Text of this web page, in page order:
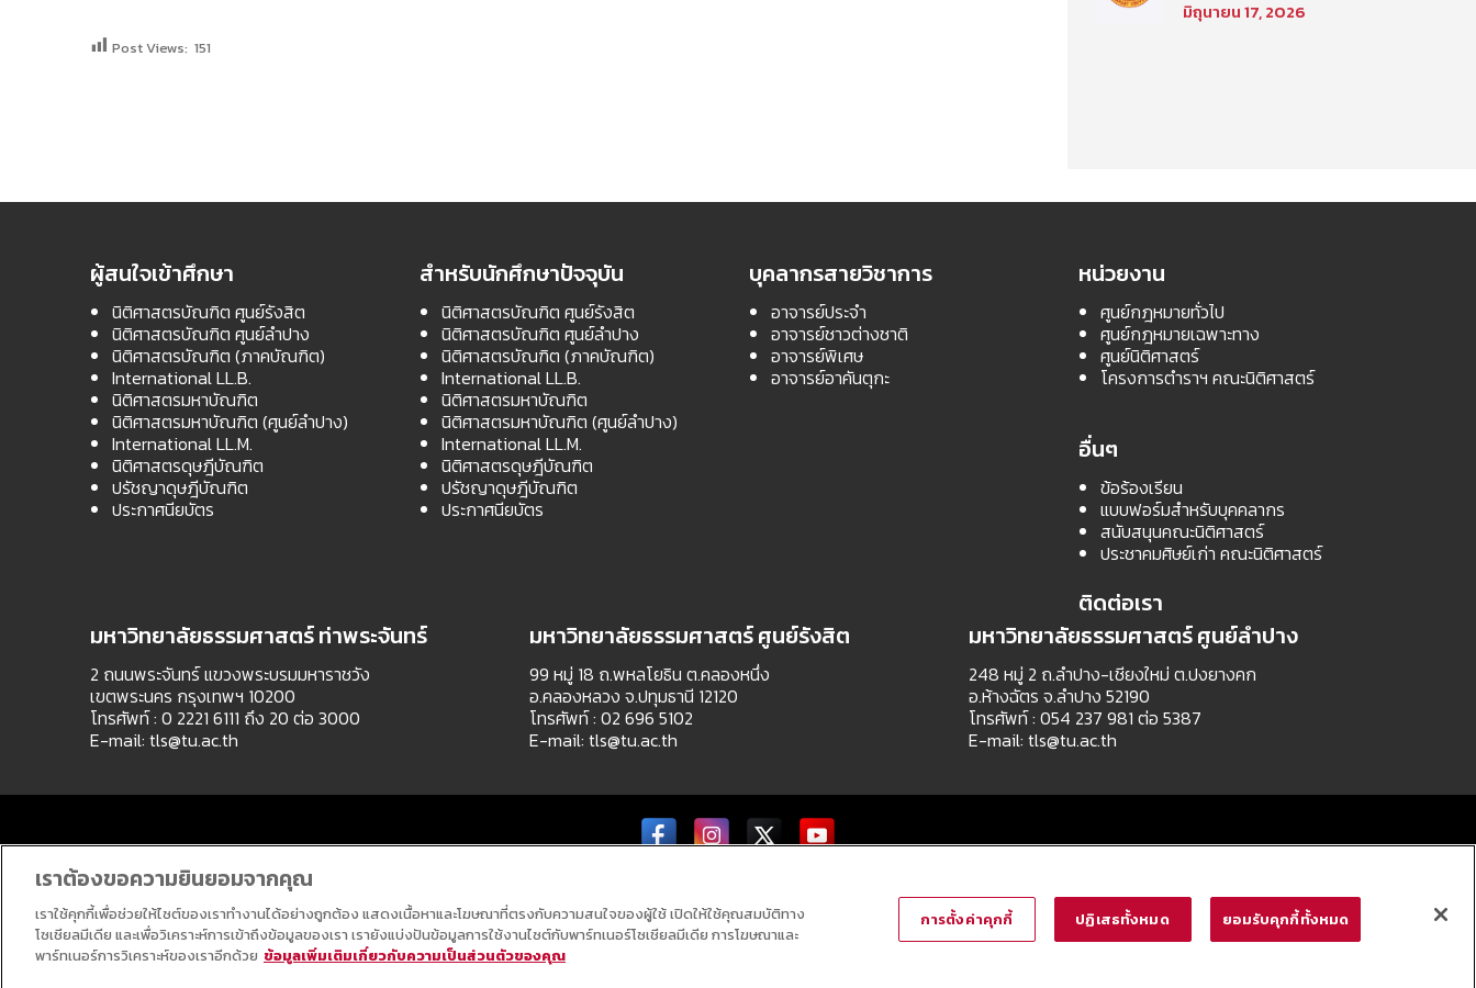
Post Views: 151
เลือกเพื่อเข้าศึกษาใน
มิถุนายน 17, 2026
ผู้สนใจเข้าศึกษา
นิติศาสตรบัณฑิต ศูนย์รังสิต
นิติศาสตรบัณฑิต ศูนย์ลำปาง
นิติศาสตรบัณฑิต (ภาคบัณฑิต)
International LL.B.
นิติศาสตรมหาบัณฑิต
นิติศาสตรมหาบัณฑิต (ศูนย์ลำปาง)
International LL.M.
นิติศาสตรดุษฎีบัณฑิต
ปรัชญาดุษฎีบัณฑิต
ประกาศนียบัตร
สำหรับนักศึกษาปัจจุบัน
นิติศาสตรบัณฑิต ศูนย์รังสิต
นิติศาสตรบัณฑิต ศูนย์ลำปาง
นิติศาสตรบัณฑิต (ภาคบัณฑิต)
International LL.B.
นิติศาสตรมหาบัณฑิต
นิติศาสตรมหาบัณฑิต (ศูนย์ลำปาง)
International LL.M.
นิติศาสตรดุษฎีบัณฑิต
ปรัชญาดุษฎีบัณฑิต
ประกาศนียบัตร
บุคลากรสายวิชาการ
อาจารย์ประจำ
อาจารย์ชาวต่างชาติ
อาจารย์พิเศษ
อาจารย์อาคันตุกะ
หน่วยงาน
ศูนย์กฎหมายทั่วไป
ศูนย์กฎหมายเฉพาะทาง
ศูนย์นิติศาสตร์
โครงการตำราฯ คณะนิติศาสตร์
อื่นๆ
ข้อร้องเรียน
แบบฟอร์มสำหรับบุคคลากร
สนับสนุนคณะนิติศาสตร์
ประชาคมศิษย์เก่า คณะนิติศาสตร์
ติดต่อเรา
มหาวิทยาลัยธรรมศาสตร์ ท่าพระจันทร์
2 ถนนพระจันทร์ แขวงพระบรมมหาราชวัง
เขตพระนคร กรุงเทพฯ 10200
โทรศัพท์ : 0 2221 6111 ถึง 20 ต่อ 3000
E-mail: tls@tu.ac.th
มหาวิทยาลัยธรรมศาสตร์ ศูนย์รังสิต
99 หมู่ 18 ถ.พหลโยธิน ต.คลองหนึ่ง
อ.คลองหลวง จ.ปทุมธานี 12120
โทรศัพท์ : 02 696 5102
E-mail: tls@tu.ac.th
มหาวิทยาลัยธรรมศาสตร์ ศูนย์ลำปาง
248 หมู่ 2 ถ.ลำปาง-เชียงใหม่ ต.ปงยางคก
อ.ห้างฉัตร จ.ลำปาง 52190
โทรศัพท์ : 054 237 981 ต่อ 5387
E-mail: tls@tu.ac.th
เราต้องขอความยินยอมจากคุณ
เราใช้คุกกี้เพื่อช่วยให้ไซต์ของเราทำงานได้อย่างถูกต้อง แสดงเนื้อหาและโฆษณาที่ตรงกับความสนใจของผู้ใช้ เปิดให้ใช้คุณสมบัติทาง
โซเชียลมีเดีย และเพื่อวิเคราะห์การเข้าถึงข้อมูลของเรา เรายังแบ่งปันข้อมูลการใช้งานไซต์กับพาร์ทเนอร์โซเชียลมีเดีย การโฆษณาและ
พาร์ทเนอร์การวิเคราะห์ของเราอีกด้วย ข้อมูลเพิ่มเติมเกี่ยวกับความเป็นส่วนตัวของคุณ
การตั้งค่าคุกกี้ ปฏิเสธทั้งหมด ยอมรับคุกกี้ทั้งหมด